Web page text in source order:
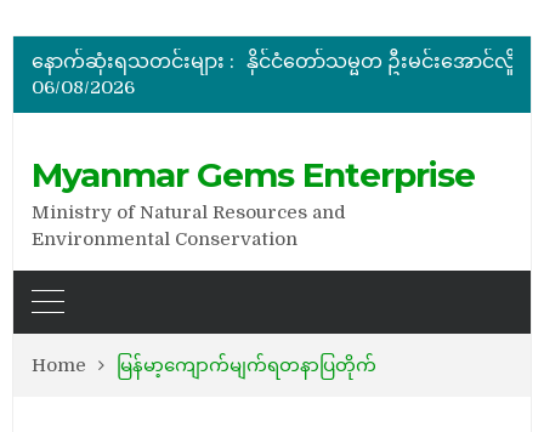
နောက်ဆုံးရသတင်းများ :
အိတ်ဖွင့်တင်ဒါခေါ်ယူခြင်း
06/08/2026
Myanmar Gems Enterprise
Ministry of Natural Resources and
Environmental Conservation
Home မြန်မာ့ကျောက်မျက်ရတနာပြတိုက်